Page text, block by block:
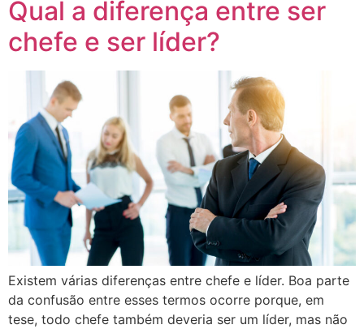
Qual a diferença entre ser
chefe e ser líder?
Existem várias diferenças entre chefe e líder. Boa parte
da confusão entre esses termos ocorre porque, em
tese, todo chefe também deveria ser um líder, mas não